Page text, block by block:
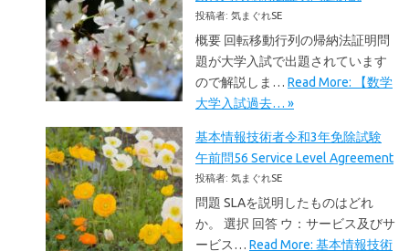
投稿者: 気まぐれSE
概要 回転移動行列の帰納法証明問
題が大学入試で出題されています
ので解説しま… Read More: 【数学
大学入試過去… »
基本情報技術者令和3年免除試験
午前問56 Service Level Agreement
投稿者: 気まぐれSE
問題 SLAを説明したものはどれ
か。 選択 回答 ウ：サービス及びサ
ービス… Read More: 基本情報技術